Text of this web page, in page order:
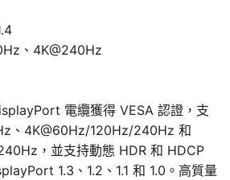
、4K@240Hz
電纜獲得 VESA 認證，支
、4K@60Hz/120Hz/240Hz 和
，並支持動態 HDR 和 HDCP
1.3、1.2、1.1 和 1.0。高質量